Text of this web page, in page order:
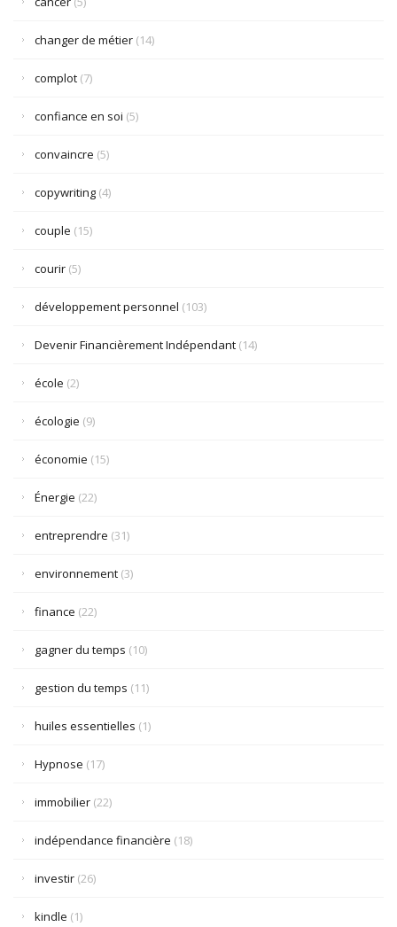
changer de métier (14)
complot (7)
confiance en soi (5)
convaincre (5)
copywriting (4)
couple (15)
courir (5)
développement personnel (103)
Devenir Financièrement Indépendant (14)
école (2)
écologie (9)
économie (15)
Énergie (22)
entreprendre (31)
environnement (3)
finance (22)
gagner du temps (10)
gestion du temps (11)
huiles essentielles (1)
Hypnose (17)
immobilier (22)
indépendance financière (18)
investir (26)
kindle (1)